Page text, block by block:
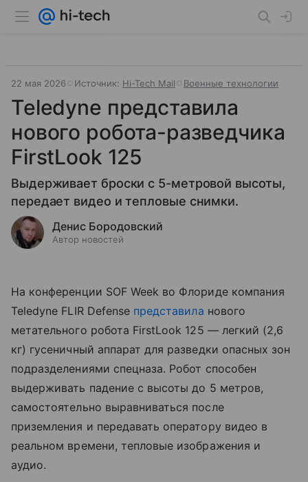
22 мая 2026 Источник: Hi-Tech Mail Военные технологии
Teledyne представила
нового робота-разведчика
FirstLook 125
Выдерживает броски с 5-метровой высоты,
передает видео и тепловые снимки.
Денис Бородовский
Автор новостей
На конференции SOF Week во Флориде компания
Teledyne FLIR Defense представила нового
метательного робота FirstLook 125 — легкий (2,6
кг) гусеничный аппарат для разведки опасных зон
подразделениями спецназа. Робот способен
выдерживать падение с высоты до 5 метров,
самостоятельно выравниваться после
приземления и передавать оператору видео в
реальном времени, тепловые изображения и
аудио.